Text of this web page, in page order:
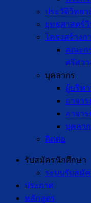
ประวัติวิทย
ยุทธศาสตร์
โครงสร้างก
คณะก
ศรีสว
บุคลากร
ผู้บริหา
อาจาร
อาจาร
บุคลา
ติดต่อ
รับสมัครนักศึกษา
ระบบรับสมั
ประกาศ
หลักสูตร